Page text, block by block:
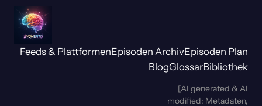
Zum
Inhalt
springen
Feeds & PlattformenEpisoden ArchivEpisoden Plan
BlogGlossarBibliothek
[AI generated & AI
modified: Metadaten,